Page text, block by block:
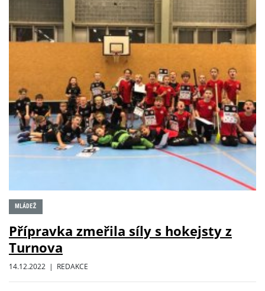
MLÁDEŽ
Přípravka zmeřila síly s hokejsty z
Turnova
14.12.2022 | REDAKCE